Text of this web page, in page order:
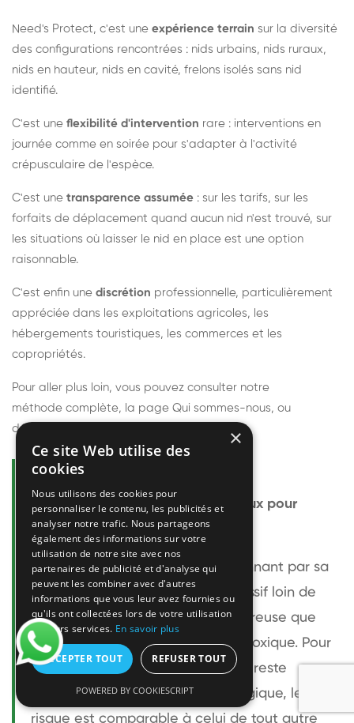
Need's Protect, c'est une expérience terrain sur la diversité
des configurations rencontrées : nids urbains, nids ruraux,
nids en hauteur, nids en cavité, frelons isolés sans nid
identifié.
C'est une flexibilité d'intervention rare : interventions en
journée comme en soirée pour s'adapter à l'activité
crépusculaire de l'espèce.
C'est une transparence assumée : sur les tarifs, sur les
forfaits de déplacement quand aucun nid n'est trouvé, sur
les situations où laisser le nid en place est une option
raisonnable.
C'est enfin une discrétion professionnelle, particulièrement
appréciée dans les exploitations agricoles, les
hébergements touristiques, les commerces et les
copropriétés.
Pour aller plus loin, vous pouvez consulter notre
méthode complète, la page Qui sommes-nous, ou
découvrir
Questions fréquentes
Le frelon européen est-il dangereux pour
l'homme ?
Le frelon européen est impressionnant par sa
taille mais relativement peu agressif loin de
son nid. Sa piqûre est plus douloureuse que
celle d'une guêpe sans être plus toxique. Pour
une personne non allergique, elle reste
bénigne. Pour une personne allergique, le
risque est comparable à celui de tout autre
×
Ce site Web utilise des
cookies
Nous utilisons des cookies pour
personnaliser le contenu, les publicités et
analyser notre trafic. Nous partageons
également des informations sur votre
utilisation de notre site avec nos
partenaires de publicité et d'analyse qui
peuvent les combiner avec d'autres
informations que vous leur avez fournies ou
qu'ils ont collectées lors de votre utilisation
de leurs services. En savoir plus
ACCEPTER TOUT REFUSER TOUT
POWERED BY COOKIESCRIPT